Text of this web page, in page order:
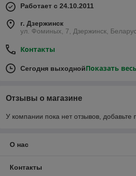
Работает с 24.10.2011
г. Дзержинск
ул. Фоминых, 7, Дзержинск,
Контакты
Сегодня выходнойПоказать
Отзывы о магазине
У компании пока нет отзывов, добавьте
О нас
Контакты